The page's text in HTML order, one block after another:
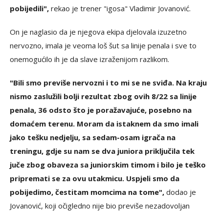
pobijedili", rekao je trener "igosa" Vladimir Jovanović.
On je naglasio da je njegova ekipa djelovala izuzetno
nervozno, imala je veoma loš šut sa linije penala i sve to
onemogućilo ih je da slave izraženijom razlikom.
"Bili smo previše nervozni i to mi se ne sviđa. Na kraju
nismo zaslužili bolji rezultat zbog ovih 8/22 sa linije
penala, 36 odsto što je poražavajuće, posebno na
domaćem terenu. Moram da istaknem da smo imali
jako tešku nedjelju, sa sedam-osam igrača na
treningu, gdje su nam se dva juniora priključila tek
juče zbog obaveza sa juniorskim timom i bilo je teško
pripremati se za ovu utakmicu. Uspjeli smo da
pobijedimo, čestitam momcima na tome", dodao je
Jovanović, koji očigledno nije bio previše nezadovoljan